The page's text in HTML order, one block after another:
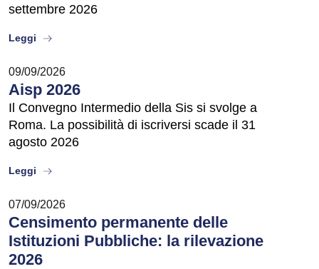
settembre 2026
Leggi about
09/09/2026
Aisp 2026
Il Convegno Intermedio della Sis si svolge a
Roma. La possibilità di iscriversi scade il 31
agosto 2026
Leggi about
07/09/2026
Censimento permanente delle
Istituzioni Pubbliche: la rilevazione
2026